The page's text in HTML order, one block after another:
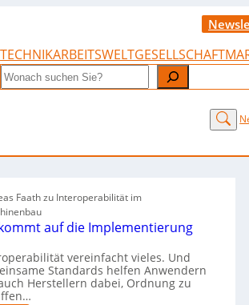
TECHNIKARBEITSWELTGESELLSCHAFT
Search
Faath zu Interoperabilität im
auf die Implementierung
vereinfacht vieles. Und
Standards helfen Anwendern
Herstellern dabei, Ordnung zu